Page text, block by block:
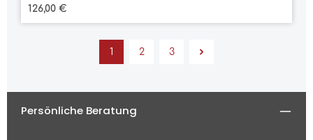
Regulärer Preis:
126,00 €
Seite
1
Seite
2
Seite
3
Persönliche Beratung